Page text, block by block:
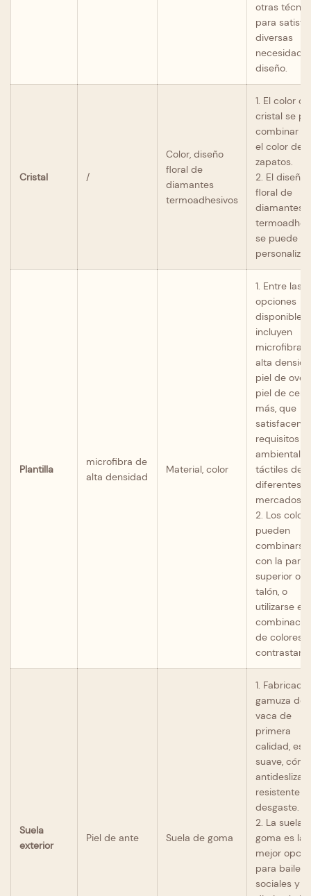
otras
para
diversas
diseño.
Cristal /
Color, diseño
floral de
diamantes
termoadhesivos
1. El color
cristal se
combinar
el color de
zapatos.
2. El diseño
floral de
diamantes
se puede
personalizar.
Plantilla
microfibra de
alta densidad
Material, color
1. Entre las
opciones
disponibles
incluyen
microfibra
alta
piel de
piel de
más, que
satisfacen
requisitos
táctiles de
diferentes
mercados.
2. Los
pueden
combinarse
con la parte
superior o el
talón, o
utilizarse en
de colores
Suela
exterior
Piel de ante Suela de goma
1.
gamuza de
vaca de
primera
calidad, es
suave,
resistente al
desgaste.
2. La suela
goma es la
mejor
para bailes
sociales y